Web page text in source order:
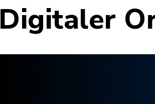
Digitaler